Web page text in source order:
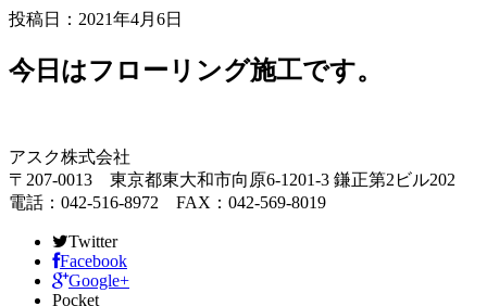
投稿日： 2021年4月6日
今日はフローリング施工です。
アスク株式会社
〒207-0013 東京都東大和市向原6-1201-3 鎌正第2ビル202
電話：042-516-8972 FAX：042-569-8019
Twitter
Facebook
Google+
Pocket